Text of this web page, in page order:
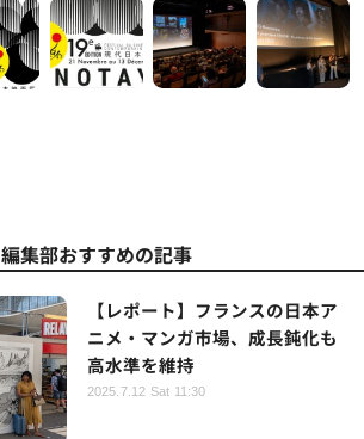
編集部おすすめの記事
【レポート】フランスの日本ア
ニメ・マンガ市場、成長鈍化も
高水準を維持
2025.7.12 Sat 11:30